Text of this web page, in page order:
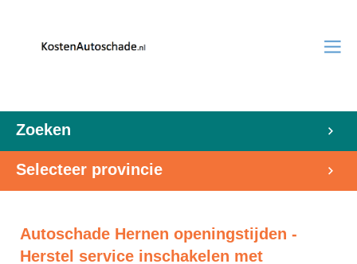
Zoeken
Selecteer provincie
Autoschade Hernen openingstijden -
Herstel service inschakelen met